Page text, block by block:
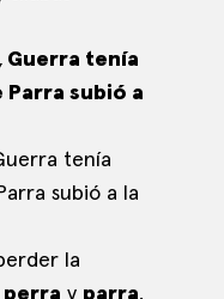
Guerra tenía
Parra subió a
tenía
subió a la
la
perra y parra.